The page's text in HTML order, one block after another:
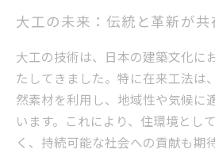
大工の未来：伝統と革新が
大工の技術は、日本の建築文化に
たしてきました。特に在来工法は
然素材を利用し、地域性や気候に
います。これにより、住環境とし
く、持続可能な社会への貢献も期